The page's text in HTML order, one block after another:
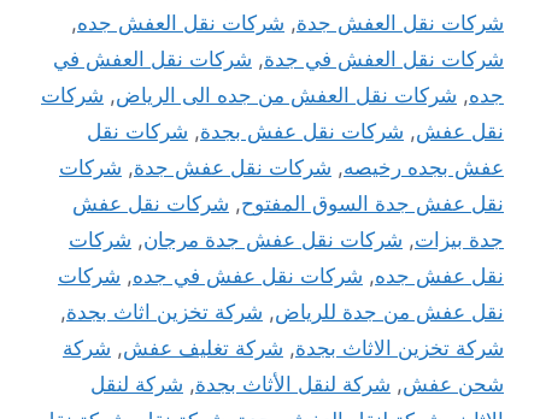
شركات نقل العفش جدة, شركات نقل العفش جده,
شركات نقل العفش في جدة, شركات نقل العفش في
جده, شركات نقل العفش من جده الى الرياض, شركات
نقل عفش, شركات نقل عفش بجدة, شركات نقل
عفش بجده رخيصه, شركات نقل عفش جدة, شركات
نقل عفش جدة السوق المفتوح, شركات نقل عفش
جدة بيزات, شركات نقل عفش جدة مرجان, شركات
نقل عفش جده, شركات نقل عفش في جده, شركات
نقل عفش من جدة للرياض, شركة تخزين اثاث بجدة,
شركة تخزين الاثاث بجدة, شركة تغليف عفش, شركة
شحن عفش, شركة لنقل الأثاث بجدة, شركة لنقل